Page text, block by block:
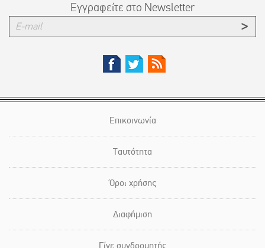
Εγγραφείτε στο Newsletter
Επικοινωνία
Ταυτότητα
Όροι χρήσης
Διαφήμιση
Γίνε συνδρομητής